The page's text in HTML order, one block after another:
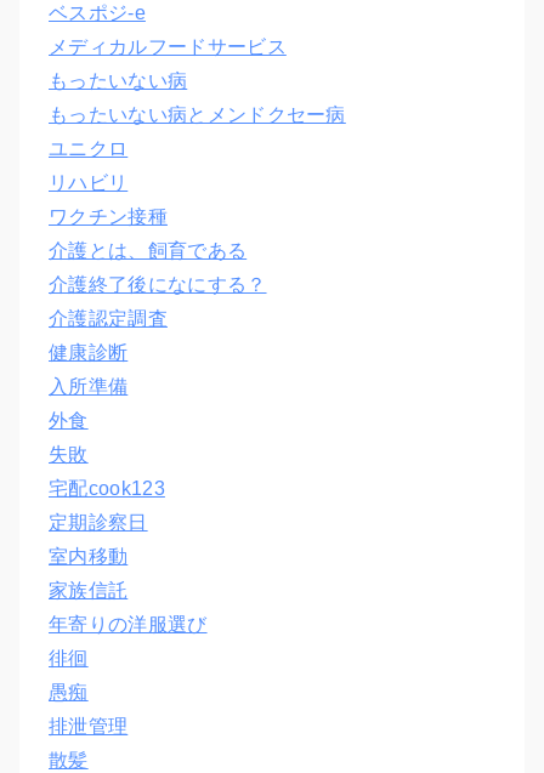
ベスポジ-e
メディカルフードサービス
もったいない病
もったいない病とメンドクセー病
ユニクロ
リハビリ
ワクチン接種
介護とは、飼育である
介護終了後になにする？
介護認定調査
健康診断
入所準備
外食
失敗
宅配cook123
定期診察日
室内移動
家族信託
年寄りの洋服選び
徘徊
愚痴
排泄管理
散髪